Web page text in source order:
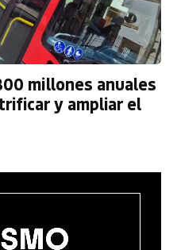
millones anuales
y ampliar el